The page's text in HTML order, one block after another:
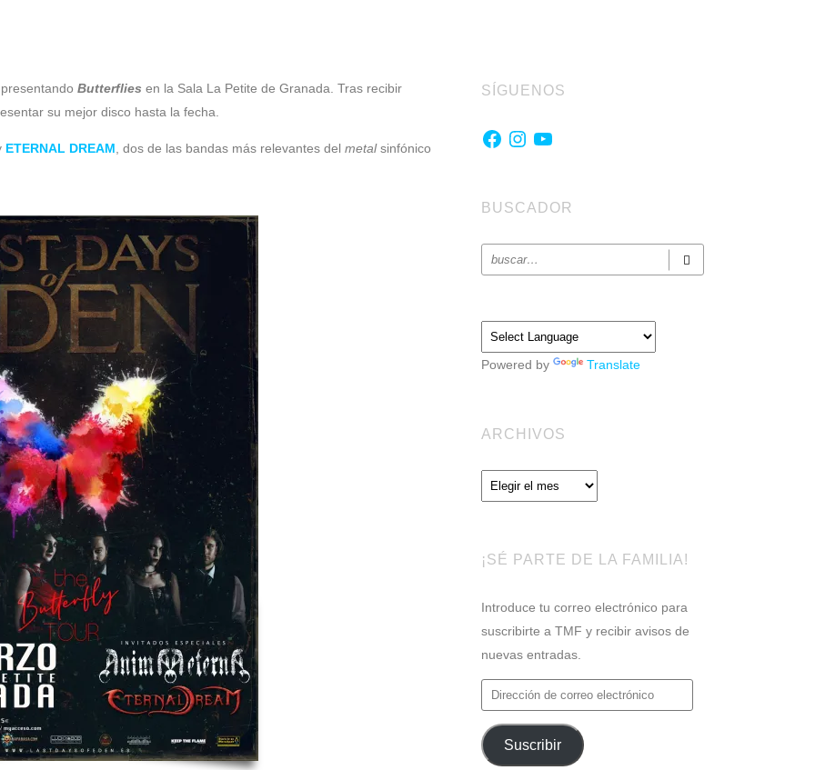
Butterflies en la Sala La Petite de Granada. Tras recibir
su mejor disco hasta la fecha.
ETERNAL DREAM , dos de las bandas más relevantes del metalsinfónico
SÍGUENOS
Facebook
Instagram
YouTube
BUSCADOR
Powered by Translate
ARCHIVOS
Archivos
¡SÉ PARTE DE LA FAMILIA!
Introduce tu correo electrónico para
suscribirte a TMF y recibir avisos de
nuevas entradas.
Dirección
de
correo
electrónico
Suscribir